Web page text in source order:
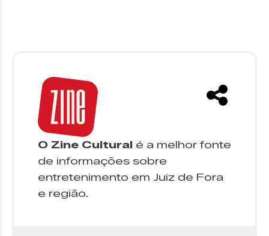
O Zine Cultural é a melhor fonte
de informações sobre
entretenimento em Juiz de Fora
e região.